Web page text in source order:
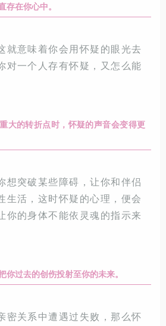
存在你心中。
就意味着你会用怀疑的眼光去
对一个人存有怀疑，又怎么能
大的转折点时，怀疑的声音会变得更
想突破某些障碍，让你和伴侣
生活，这时怀疑的心理，便会
你的身体不能依灵魂的指示来
你过去的创伤投射至你的未来。
密关系中遭遇过失败，那么怀